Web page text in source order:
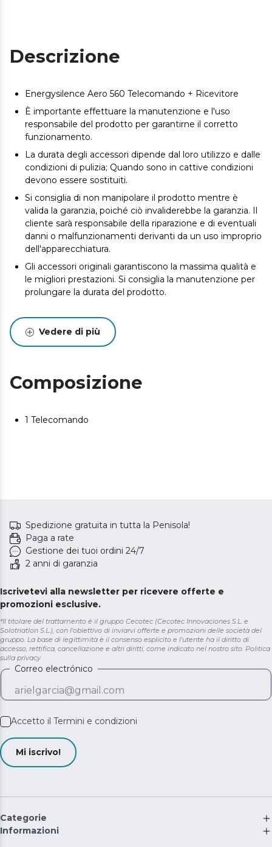
Descrizione
Energysilence Aero 560 Telecomando + Ricevitore
È importante effettuare la manutenzione e l'uso
responsabile del prodotto per garantirne il corretto
funzionamento.
La durata degli accessori dipende dal loro utilizzo e dalle
condizioni di pulizia; Quando sono in cattive condizioni
devono essere sostituiti.
Si consiglia di non manipolare il prodotto mentre è
valida la garanzia, poiché ciò invaliderebbe la garanzia. Il
cliente sarà responsabile della riparazione e di eventuali
danni o malfunzionamenti derivanti da un uso improprio
dell'apparecchiatura.
Gli accessori originali garantiscono la massima qualità e
le migliori prestazioni. Si consiglia la manutenzione per
prolungare la durata del prodotto.
Vedere di più
Composizione
1 Telecomando
Spedizione gratuita in tutta la Penisola!
Paga a rate
Gestione dei tuoi ordini 24/7
2 anni di garanzia
Iscrivetevi alla newsletter per ricevere offerte e
promozioni esclusive.
*Il titolare del trattamento è il gruppo Cecotec (Cecotec Innovaciones S.L. e
Solotriatlon S.L.), con l'obiettivo di inviarvi offerte e promozioni delle società del
gruppo. La base di legittimità è il consenso esplicito e l'utente ha il diritto di
accesso, rettifica, cancellazione e altri diritti, come indicato nel nostro sito. Politica
sulla privacy
Correo electrónico
Accetto il Termini e condizioni
Mi iscrivo!
Categorie
Informazioni